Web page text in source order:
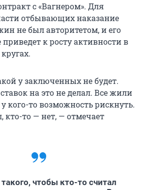
с «Вагнером». Для
отбывающих наказание
не был авторитетом, и его
приведет к росту активности в
у заключенных не будет.
на это не делал. Все жили
кого-то возможность рискнуть.
кто-то — нет, — отмечает
чтобы кто-то считал